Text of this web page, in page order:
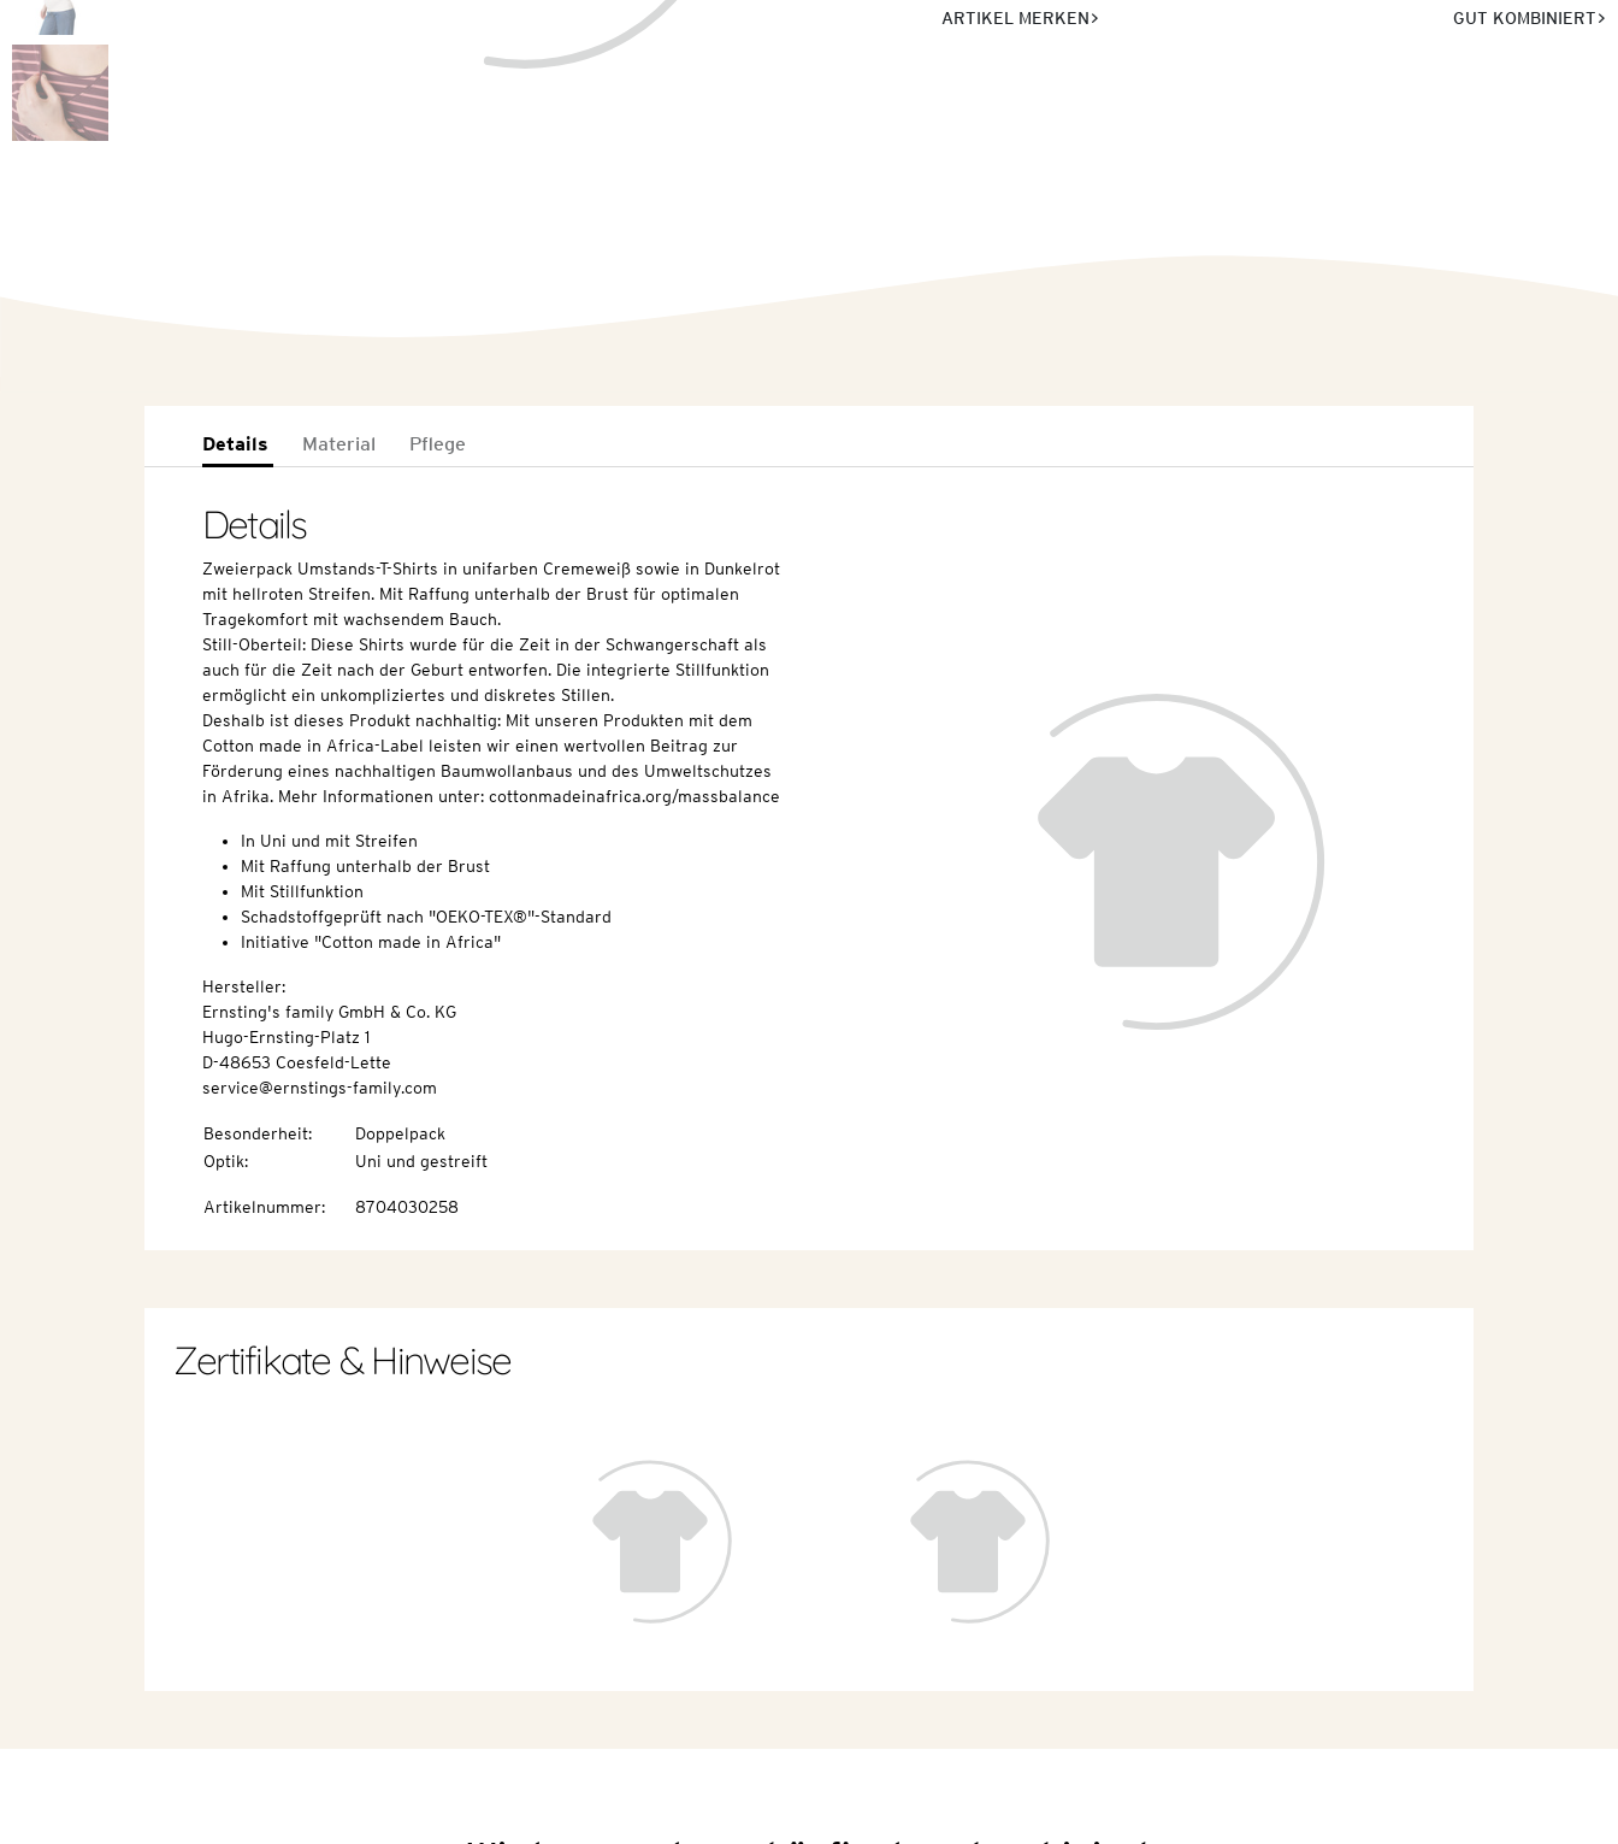
ARTIKEL MERKEN GUT KOMBINIERT
Details Material Pflege
Details
Zweierpack Umstands-T-Shirts in unifarben Cremeweiß sowie in Dunkelrot
mit hellroten Streifen. Mit Raffung unterhalb der Brust für optimalen
Tragekomfort mit wachsendem Bauch.
Still-Oberteil: Diese Shirts wurde für die Zeit in der Schwangerschaft als
auch für die Zeit nach der Geburt entworfen. Die integrierte Stillfunktion
ermöglicht ein unkompliziertes und diskretes Stillen.
Deshalb ist dieses Produkt nachhaltig: Mit unseren Produkten mit dem
Cotton made in Africa-Label leisten wir einen wertvollen Beitrag zur
Förderung eines nachhaltigen Baumwollanbaus und des Umweltschutzes
in Afrika. Mehr Informationen unter: cottonmadeinafrica.org/massbalance
In Uni und mit Streifen
Mit Raffung unterhalb der Brust
Mit Stillfunktion
Schadstoffgeprüft nach "OEKO-TEX®"-Standard
Initiative "Cotton made in Africa"
Hersteller:
Ernsting's family GmbH & Co. KG
Hugo-Ernsting-Platz 1
D-48653 Coesfeld-Lette
service@ernstings-family.com
Besonderheit:
Doppelpack
Optik: Uni und gestreift
Artikelnummer: 8704030258
Zertifikate & Hinweise